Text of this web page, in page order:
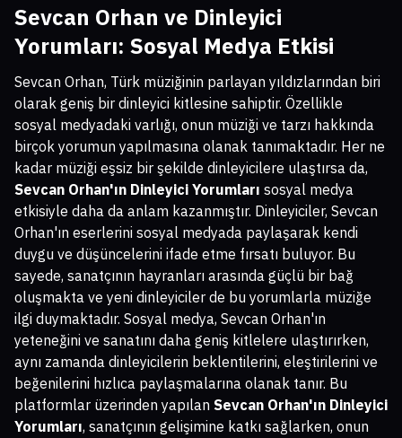
Sevcan Orhan ve Dinleyici
Yorumları: Sosyal Medya Etkisi
Sevcan Orhan, Türk müziğinin parlayan yıldızlarından biri
olarak geniş bir dinleyici kitlesine sahiptir. Özellikle
sosyal medyadaki varlığı, onun müziği ve tarzı hakkında
birçok yorumun yapılmasına olanak tanımaktadır. Her ne
kadar müziği eşsiz bir şekilde dinleyicilere ulaştırsa da,
Sevcan Orhan'ın Dinleyici Yorumları sosyal medya
etkisiyle daha da anlam kazanmıştır. Dinleyiciler, Sevcan
Orhan'ın eserlerini sosyal medyada paylaşarak kendi
duygu ve düşüncelerini ifade etme fırsatı buluyor. Bu
sayede, sanatçının hayranları arasında güçlü bir bağ
oluşmakta ve yeni dinleyiciler de bu yorumlarla müziğe
ilgi duymaktadır. Sosyal medya, Sevcan Orhan'ın
yeteneğini ve sanatını daha geniş kitlelere ulaştırırken,
aynı zamanda dinleyicilerin beklentilerini, eleştirilerini ve
beğenilerini hızlıca paylaşmalarına olanak tanır. Bu
platformlar üzerinden yapılan Sevcan Orhan'ın Dinleyici
Yorumları, sanatçının gelişimine katkı sağlarken, onun